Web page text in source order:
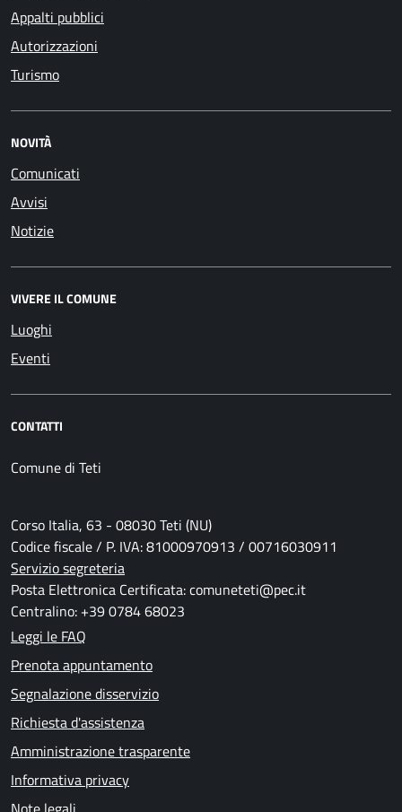
Appalti pubblici
Autorizzazioni
Turismo
NOVITÀ
Comunicati
Avvisi
Notizie
VIVERE IL COMUNE
Luoghi
Eventi
CONTATTI
Comune di Teti
Corso Italia, 63 - 08030 Teti (NU)
Codice fiscale / P. IVA: 81000970913 / 00716030911
Servizio segreteria
Posta Elettronica Certificata: comuneteti@pec.it
Centralino: +39 0784 68023
Leggi le FAQ
Prenota appuntamento
Segnalazione disservizio
Richiesta d'assistenza
Amministrazione trasparente
Informativa privacy